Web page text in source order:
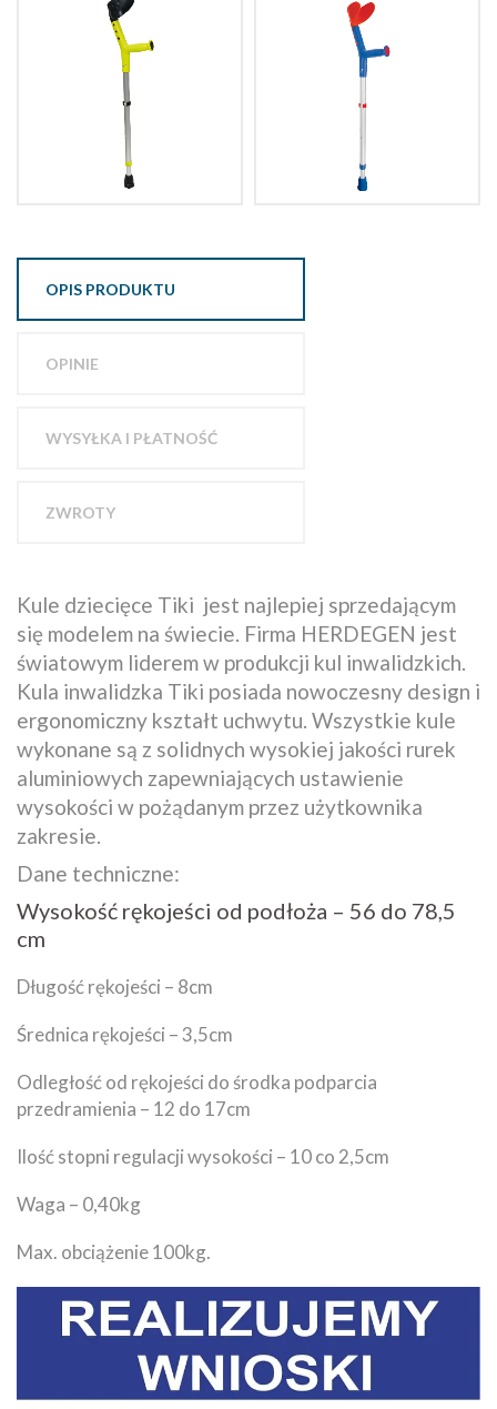
OPIS PRODUKTU
OPINIE
WYSYŁKA I PŁATNOŚĆ
ZWROTY
Kule dziecięce Tiki jest najlepiej sprzedającym
się modelem na świecie. Firma HERDEGEN jest
światowym liderem w produkcji kul inwalidzkich.
Kula inwalidzka Tiki posiada nowoczesny design i
ergonomiczny kształt uchwytu. Wszystkie kule
wykonane są z solidnych wysokiej jakości rurek
aluminiowych zapewniających ustawienie
wysokości w pożądanym przez użytkownika
zakresie.
Dane techniczne:
Wysokość rękojeści od podłoża – 56 do 78,5
cm
Długość rękojeści – 8cm
Średnica rękojeści – 3,5cm
Odległość od rękojeści do środka podparcia
przedramienia – 12 do 17cm
Ilość stopni regulacji wysokości – 10 co 2,5cm
Waga – 0,40kg
Max. obciążenie 100kg.